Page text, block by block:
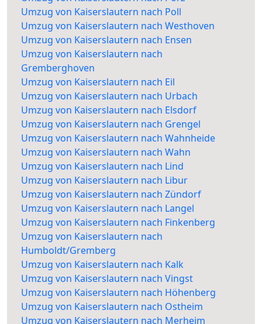
Umzug von Kaiserslautern nach Poll
Umzug von Kaiserslautern nach Westhoven
Umzug von Kaiserslautern nach Ensen
Umzug von Kaiserslautern nach
Gremberghoven
Umzug von Kaiserslautern nach Eil
Umzug von Kaiserslautern nach Urbach
Umzug von Kaiserslautern nach Elsdorf
Umzug von Kaiserslautern nach Grengel
Umzug von Kaiserslautern nach Wahnheide
Umzug von Kaiserslautern nach Wahn
Umzug von Kaiserslautern nach Lind
Umzug von Kaiserslautern nach Libur
Umzug von Kaiserslautern nach Zündorf
Umzug von Kaiserslautern nach Langel
Umzug von Kaiserslautern nach Finkenberg
Umzug von Kaiserslautern nach
Humboldt/Gremberg
Umzug von Kaiserslautern nach Kalk
Umzug von Kaiserslautern nach Vingst
Umzug von Kaiserslautern nach Höhenberg
Umzug von Kaiserslautern nach Ostheim
Umzug von Kaiserslautern nach Merheim